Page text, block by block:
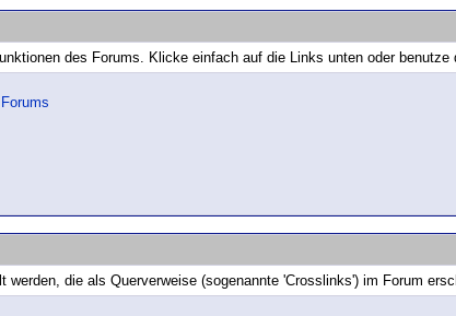
des Forums. Klicke einfach auf die Links unten oder
werden, die als Querverweise (sogenannte 'Crosslinks') im Forum